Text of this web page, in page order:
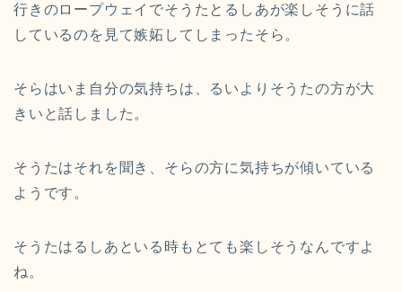
行きのロープウェイでそうたとるしあが楽しそうに話
しているのを見て嫉妬してしまったそら。
そらはいま自分の気持ちは、るいよりそうたの方が大
きいと話しました。
そうたはそれを聞き、そらの方に気持ちが傾いている
ようです。
そうたはるしあといる時もとても楽しそうなんですよ
ね。